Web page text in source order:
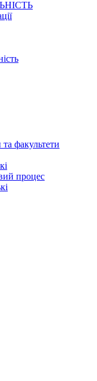
факультети
процес